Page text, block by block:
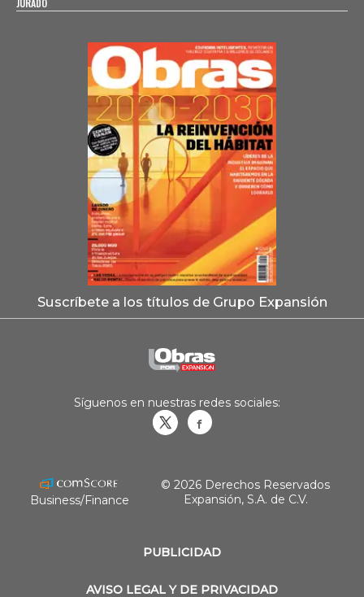
Suscríbete a los títulos de Grupo Expansión
PUBLICIDAD
AVISO LEGAL Y DE PRIVACIDAD
Síguenos en nuestras redes sociales:
Business/Finance
© 2026 Derechos Reservados
Expansión, S.A. de C.V.